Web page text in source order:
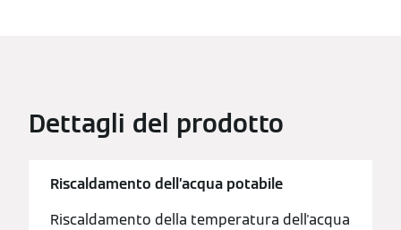
Dettagli del prodotto
Riscaldamento dell’acqua potabile
Riscaldamento della temperatura dell'acqua